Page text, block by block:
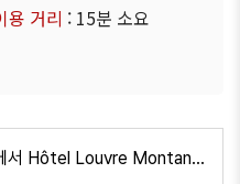
용 거리 : 15분 소요
몽파르나스타워에서 Hôtel Louvre Montana(으)로